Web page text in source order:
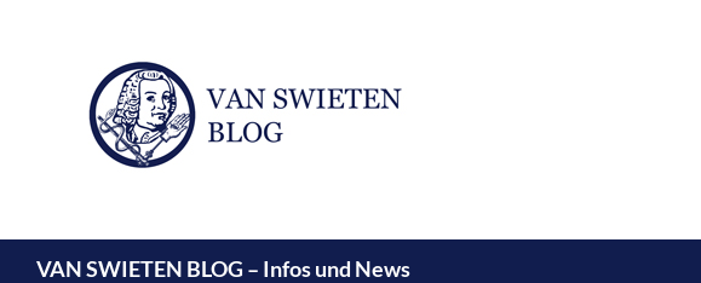
VAN SWIETEN BLOG – Infos und News